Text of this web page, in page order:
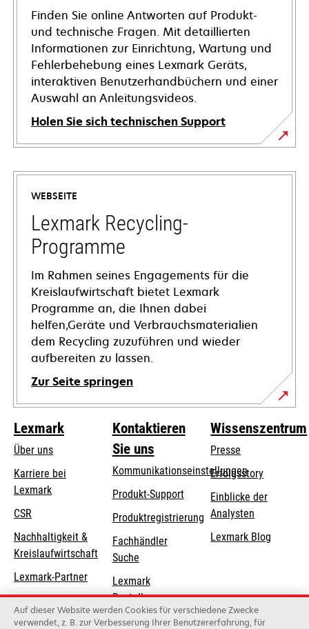
Finden Sie online Antworten auf Produkt-
und technische Fragen. Mit detaillierten
Informationen zur Einrichtung, Wartung und
Fehlerbehebung eines Lexmark Geräts,
interaktiven Benutzerhandbüchern und einer
Auswahl an Anleitungsvideos.
Holen Sie sich technischen Support
wird
in
neuen
Registerkarte
geöffnet
WEBSEITE
Lexmark Recycling-
Programme
Im Rahmen seines Engagements für die
Kreislaufwirtschaft bietet Lexmark
Programme an, die Ihnen dabei
helfen,Geräte und Verbrauchsmaterialien
dem Recycling zuzuführen und wieder
aufbereiten zu lassen.
Zur Seite springen
Lexmark
Über uns
Karriere bei
Lexmark
CSR
Nachhaltigkeit &
Kreislaufwirtschaft
Lexmark-Partner
Kontaktieren
Sie uns
Kommunikationseinstellungen
wird
in
einer
neuen
Registerkarte
geöffnet
Produkt-Supportwird
einer
neuen
Produktregistrierung
Fachhändler
Suche
Lexmark
Bestellungen
Lexmark
Wissenszentrum
Presse
Erfolgsstory
Einblicke der
Analysten
Lexmark Blog
Auf dieser Website werden Cookies für verschiedene Zwecke
verwendet, z. B. zur Verbesserung Ihrer Benutzererfahrung, für